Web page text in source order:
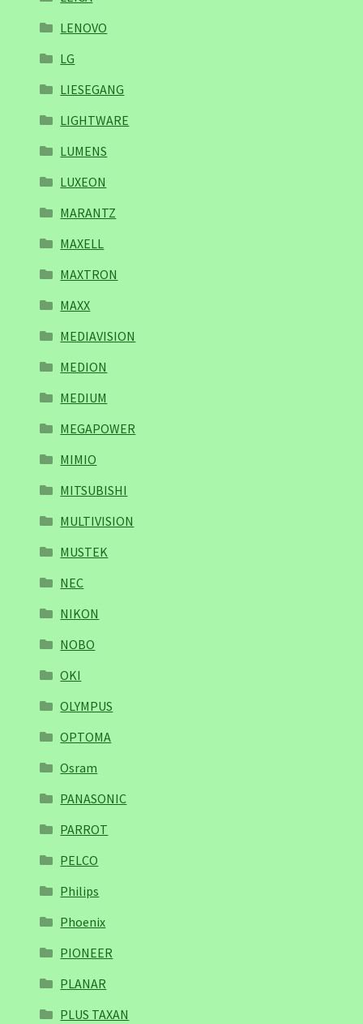
LENOVO
LG
LIESEGANG
LIGHTWARE
LUMENS
LUXEON
MARANTZ
MAXELL
MAXTRON
MAXX
MEDIAVISION
MEDION
MEDIUM
MEGAPOWER
MIMIO
MITSUBISHI
MULTIVISION
MUSTEK
NEC
NIKON
NOBO
OKI
OLYMPUS
OPTOMA
Osram
PANASONIC
PARROT
PELCO
Philips
Phoenix
PIONEER
PLANAR
PLUS TAXAN